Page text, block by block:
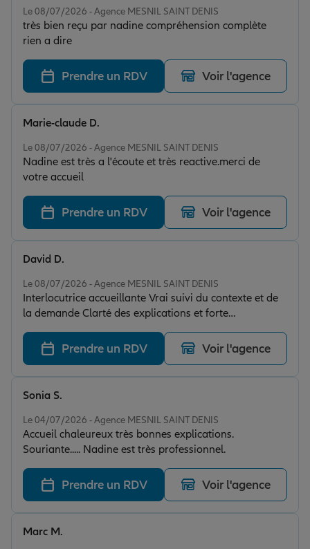
Le 08/07/2026 - Agence MESNIL SAINT DENIS
très bien reçu par nadine compréhension complète
rien a dire
Prendre un RDV Voir l'agence
Le 08/07/2026 - Agence MESNIL SAINT DENIS
Nadine est très a l'écoute et très reactive.merci de
votre accueil
Marie-claude D.
Prendre un RDV Voir l'agence
Le 08/07/2026 - Agence MESNIL SAINT DENIS
Interlocutrice accueillante Vrai suivi du contexte et de
la demande Clarté des explications et forte
adaptabilité Confiance instaurée
David D.
Prendre un RDV Voir l'agence
Le 04/07/2026 - Agence MESNIL SAINT DENIS
Accueil chaleureux très bonnes explications.
Souriante..... Nadine est très professionnel.
Sonia S.
Prendre un RDV Voir l'agence
Marc M.